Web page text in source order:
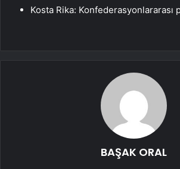
Kosta Rika: Konfederasyonlararası
BAŞAK ORAL